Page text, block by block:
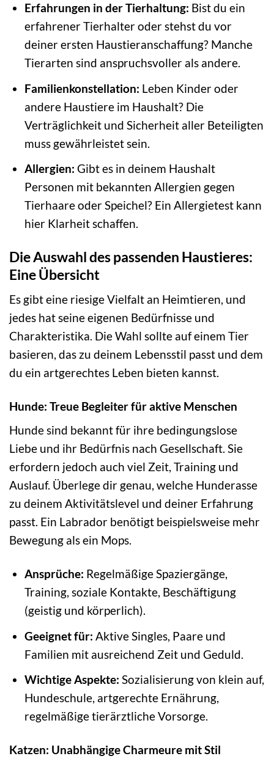
Erfahrungen in der Tierhaltung: Bist du ein
erfahrener Tierhalter oder stehst du vor
deiner ersten Haustieranschaffung? Manche
Tierarten sind anspruchsvoller als andere.
Familienkonstellation: Leben Kinder oder
andere Haustiere im Haushalt? Die
Verträglichkeit und Sicherheit aller Beteiligten
muss gewährleistet sein.
Allergien: Gibt es in deinem Haushalt
Personen mit bekannten Allergien gegen
Tierhaare oder Speichel? Ein Allergietest kann
hier Klarheit schaffen.
Die Auswahl des passenden Haustieres:
Eine Übersicht
Es gibt eine riesige Vielfalt an Heimtieren, und
jedes hat seine eigenen Bedürfnisse und
Charakteristika. Die Wahl sollte auf einem Tier
basieren, das zu deinem Lebensstil passt und dem
du ein artgerechtes Leben bieten kannst.
Hunde: Treue Begleiter für aktive Menschen
Hunde sind bekannt für ihre bedingungslose
Liebe und ihr Bedürfnis nach Gesellschaft. Sie
erfordern jedoch auch viel Zeit, Training und
Auslauf. Überlege dir genau, welche Hunderasse
zu deinem Aktivitätslevel und deiner Erfahrung
passt. Ein Labrador benötigt beispielsweise mehr
Bewegung als ein Mops.
Ansprüche: Regelmäßige Spaziergänge,
Training, soziale Kontakte, Beschäftigung
(geistig und körperlich).
Geeignet für: Aktive Singles, Paare und
Familien mit ausreichend Zeit und Geduld.
Wichtige Aspekte: Sozialisierung von klein auf,
Hundeschule, artgerechte Ernährung,
regelmäßige tierärztliche Vorsorge.
Katzen: Unabhängige Charmeure mit Stil